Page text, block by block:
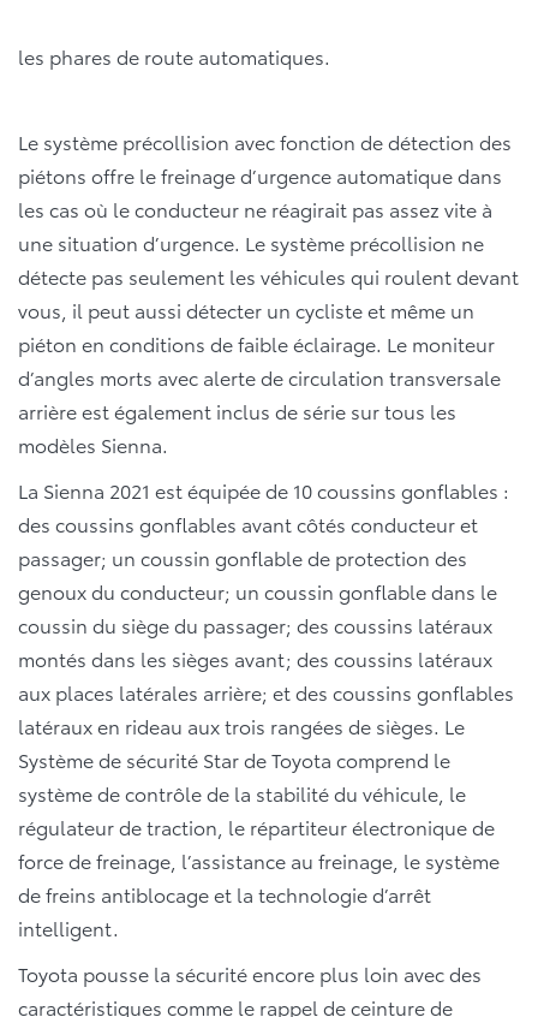
les phares de route automatiques.
Le système précollision avec fonction de détection des
piétons offre le freinage d’urgence automatique dans
les cas où le conducteur ne réagirait pas assez vite à
une situation d’urgence. Le système précollision ne
détecte pas seulement les véhicules qui roulent devant
vous, il peut aussi détecter un cycliste et même un
piéton en conditions de faible éclairage. Le moniteur
d’angles morts avec alerte de circulation transversale
arrière est également inclus de série sur tous les
modèles Sienna.
La Sienna 2021 est équipée de 10 coussins gonflables :
des coussins gonflables avant côtés conducteur et
passager; un coussin gonflable de protection des
genoux du conducteur; un coussin gonflable dans le
coussin du siège du passager; des coussins latéraux
montés dans les sièges avant; des coussins latéraux
aux places latérales arrière; et des coussins gonflables
latéraux en rideau aux trois rangées de sièges. Le
Système de sécurité Star de Toyota comprend le
système de contrôle de la stabilité du véhicule, le
régulateur de traction, le répartiteur électronique de
force de freinage, l’assistance au freinage, le système
de freins antiblocage et la technologie d’arrêt
intelligent.
Toyota pousse la sécurité encore plus loin avec des
caractéristiques comme le rappel de ceinture de